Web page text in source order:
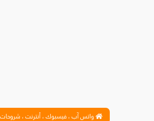
واتس آب ، فيسبوك ، أنترنت ،